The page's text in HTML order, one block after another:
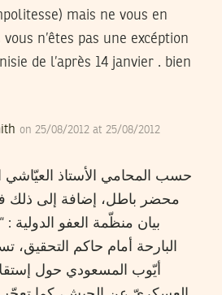
mais ne vous en
n’êtes pas une excéption
de l’après 14 janvier . bien
on 25/08/2012 at 25/08/2012
حسب المحامي الأستاذ العيّاشي
محضر باطل، إضافة إلى ذلك
بيان منظّمة العفو الدولية :
البارحة أمام حاكم التحقيق،
أيّوب المسعودي حول